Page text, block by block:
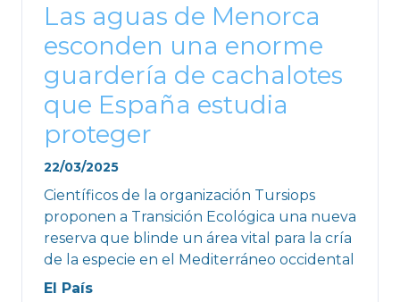
Las aguas de Menorca
esconden una enorme
guardería de cachalotes
que España estudia
proteger
22/03/2025
Científicos de la organización Tursiops
proponen a Transición Ecológica una nueva
reserva que blinde un área vital para la cría
de la especie en el Mediterráneo occidental
El País